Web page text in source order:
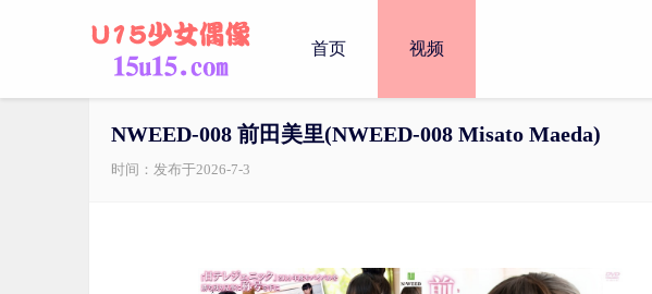
首页 视频
NWEED-008 前田美里(NWEED-008 Misato Maeda)
时间：发布于2026-7-3